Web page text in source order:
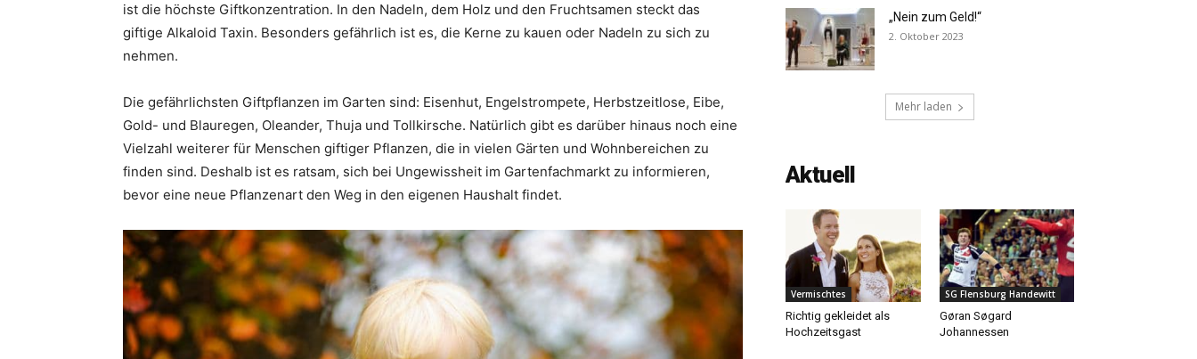
ist die höchste Giftkonzentration. In den Nadeln, dem Holz und den Fruchtsamen steckt das
giftige Alkaloid Taxin. Besonders gefährlich ist es, die Kerne zu kauen oder Nadeln zu sich zu
nehmen.
Die gefährlichsten Giftpflanzen im Garten sind: Eisenhut, Engelstrompete, Herbstzeitlose, Eibe,
Gold- und Blauregen, Oleander, Thuja und Tollkirsche. Natürlich gibt es darüber hinaus noch eine
Vielzahl weiterer für Menschen giftiger Pflanzen, die in vielen Gärten und Wohnbereichen zu
finden sind. Deshalb ist es ratsam, sich bei Ungewissheit im Gartenfachmarkt zu informieren,
bevor eine neue Pflanzenart den Weg in den eigenen Haushalt findet.
„Nein zum Geld!“
2. Oktober 2023
Mehr laden
Aktuell
Vermischtes
Richtig gekleidet als
Hochzeitsgast
SG Flensburg Handewitt
Gøran Søgard
Johannessen